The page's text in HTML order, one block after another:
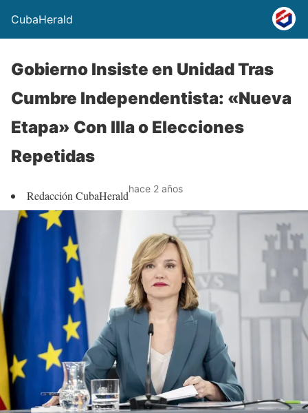
CubaHerald
Gobierno Insiste en Unidad Tras
Cumbre Independentista: «Nueva
Etapa» Con Illa o Elecciones
Repetidas
Redacción CubaHeraldhace 2 años